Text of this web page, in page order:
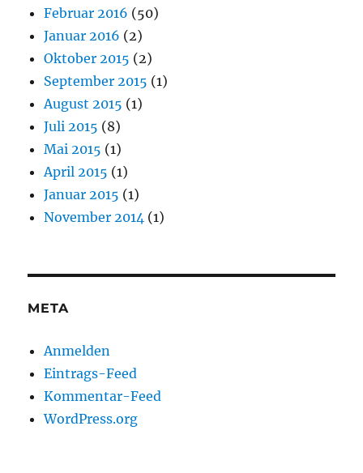
Februar 2016 (50)
Januar 2016 (2)
Oktober 2015 (2)
September 2015 (1)
August 2015 (1)
Juli 2015 (8)
Mai 2015 (1)
April 2015 (1)
Januar 2015 (1)
November 2014 (1)
META
Anmelden
Eintrags-Feed
Kommentar-Feed
WordPress.org